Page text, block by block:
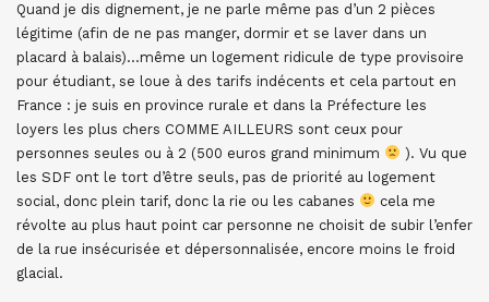
Quand je dis dignement, je ne parle même pas d’un 2 pièces
légitime (afin de ne pas manger, dormir et se laver dans un
placard à balais)…même un logement ridicule de type provisoire
pour étudiant, se loue à des tarifs indécents et cela partout en
France : je suis en province rurale et dans la Préfecture les
loyers les plus chers COMME AILLEURS sont ceux pour
personnes seules ou à 2 (500 euros grand minimum
). Vu que
les SDF ont le tort d’être seuls, pas de priorité au logement
social, donc plein tarif, donc la rie ou les cabanes
cela me
révolte au plus haut point car personne ne choisit de subir l’enfer
de la rue insécurisée et dépersonnalisée, encore moins le froid
glacial.